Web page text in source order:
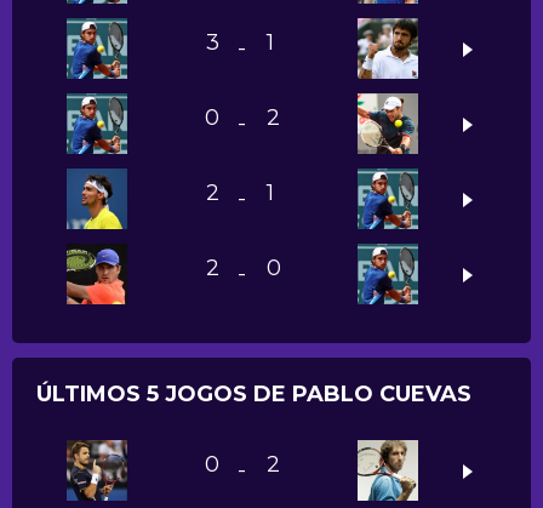
3 - 1
0 - 2
2 - 1
2 - 0
ÚLTIMOS 5 JOGOS DE PABLO CUEVAS
0 - 2